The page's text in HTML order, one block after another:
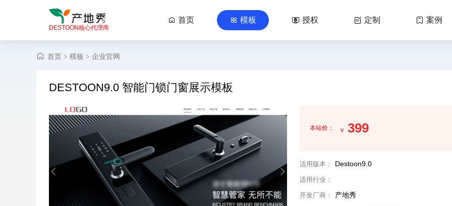
DESTOON核心代理商
 首页  模板  授权  定制  案例
首页 > 模板 > 企业官网
DESTOON9.0 智能门锁门窗展示模板
本站价： ￥ 399
适用版本： Destoon9.0
适用行业：
开发厂商： 产地秀